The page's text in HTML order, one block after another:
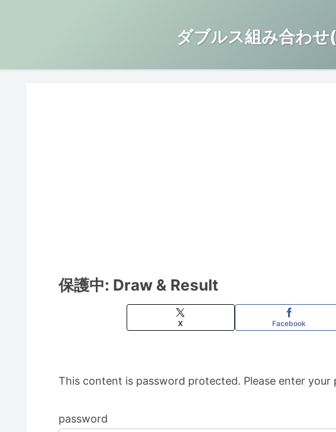
ダブルス組み合わ
保護中: Draw & Result
X Facebook
This content is password protected. Please enter
password